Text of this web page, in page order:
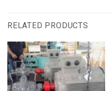
RELATED PRODUCTS